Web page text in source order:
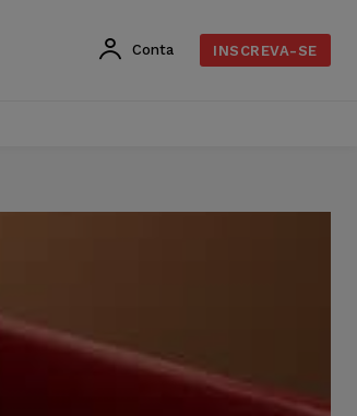
Conta INSCREVA-SE